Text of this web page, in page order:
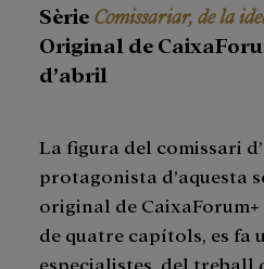
Sèrie Comissariar, de la
Original de
d’abril
La figura del comissari
protagonista d’aquesta
original de
de quatre capítols, es fa
especialistes, del treball